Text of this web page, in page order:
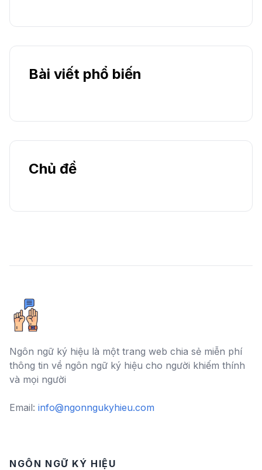
Bài viết phổ biến
Chủ đề
Ngôn ngữ ký hiệu là một trang web chia sẻ miễn phí
thông tin về ngôn ngữ ký hiệu cho người khiếm thính
và mọi người
Email: info@ngonngukyhieu.com
NGÔN NGỮ KÝ HIỆU